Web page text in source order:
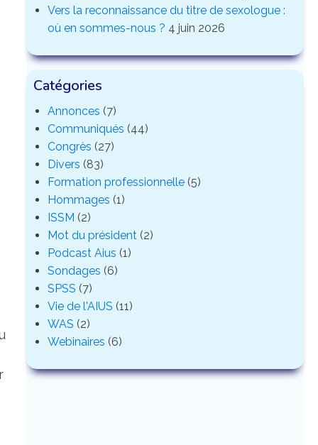
Vers la reconnaissance du titre de sexologue :
où en sommes-nous ? 4 juin 2026
Catégories
Annonces (7)
Communiqués (44)
Congrès (27)
Divers (83)
Formation professionnelle(5)
Hommages (1)
ISSM (2)
Mot du président(2)
Podcast Aius (1)
Sondages (6)
SPSS (7)
Vie de l'AIUS (11)
WAS (2)
Webinaires (6)